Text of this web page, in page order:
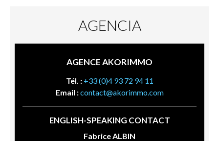
AGENCIA
AGENCE AKORIMMO
Tél. : +33 (0)4 93 72 94 11
Email :contact@akorimmo.com
ENGLISH-SPEAKING CONTACT
Fabrice ALBIN